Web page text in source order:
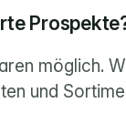
möglich.
und